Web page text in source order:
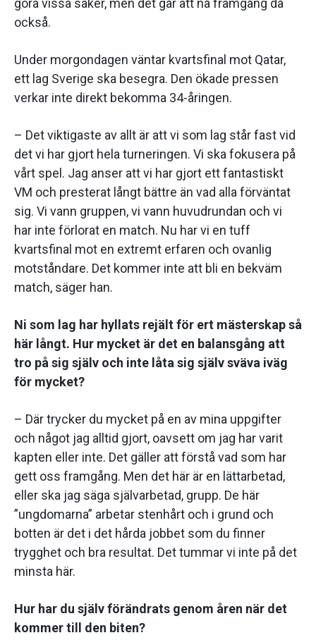
göra vissa saker, men det går att nå framgång då
också.
Under morgondagen väntar kvartsfinal mot Qatar,
ett lag Sverige ska besegra. Den ökade pressen
verkar inte direkt bekomma 34-åringen.
– Det viktigaste av allt är att vi som lag står fast vid
det vi har gjort hela turneringen. Vi ska fokusera på
vårt spel. Jag anser att vi har gjort ett fantastiskt
VM och presterat långt bättre än vad alla förväntat
sig. Vi vann gruppen, vi vann huvudrundan och vi
har inte förlorat en match. Nu har vi en tuff
kvartsfinal mot en extremt erfaren och ovanlig
motståndare. Det kommer inte att bli en bekväm
match, säger han.
Ni som lag har hyllats rejält för ert mästerskap så
här långt. Hur mycket är det en balansgång att
tro på sig själv och inte låta sig själv sväva iväg
för mycket?
– Där trycker du mycket på en av mina uppgifter
och något jag alltid gjort, oavsett om jag har varit
kapten eller inte. Det gäller att förstå vad som har
gett oss framgång. Men det här är en lättarbetad,
eller ska jag säga självarbetad, grupp. De här
”ungdomarna” arbetar stenhårt och i grund och
botten är det i det hårda jobbet som du finner
trygghet och bra resultat. Det tummar vi inte på det
minsta här.
Hur har du själv förändrats genom åren när det
kommer till den biten?